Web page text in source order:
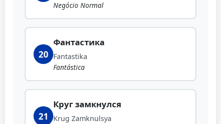
Negócio Normal
20
Фантастика
Fantastika
Fantástica
21
Круг замкнулся
Krug Zamknulsya